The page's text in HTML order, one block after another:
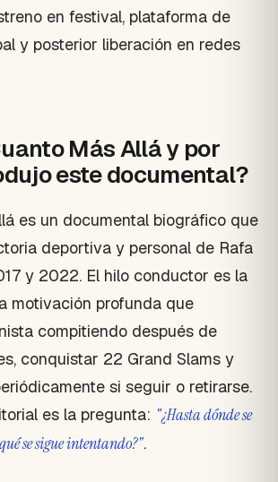
en festival, plataforma de
y posterior liberación en redes
Más Allá y por
este documental?
es un documental biográfico que
deportiva y personal de Rafa
y 2022. El hilo conductor es la
motivación profunda que
compitiendo después de
conquistar 22 Grand Slams y
si seguir o retirarse.
es la pregunta: "¿Hasta dónde se
se sigue intentando?".